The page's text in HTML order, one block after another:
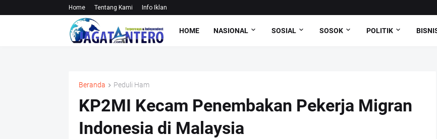
Home Tentang Kami Info Iklan
HOME NASIONAL SOSIAL SOSOK POLITIK
Beranda Peduli Ham
KP2MI Kecam Penembakan Pekerja Migran
Indonesia di Malaysia